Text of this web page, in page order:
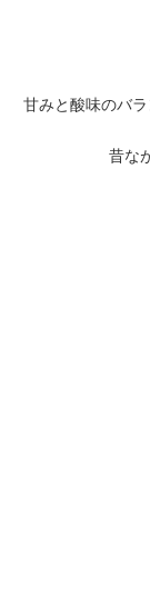
甘みと酸味のバ
昔な